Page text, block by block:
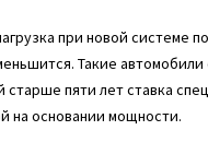
при новой
Такие
старше пяти лет ставка
на основании мощности.